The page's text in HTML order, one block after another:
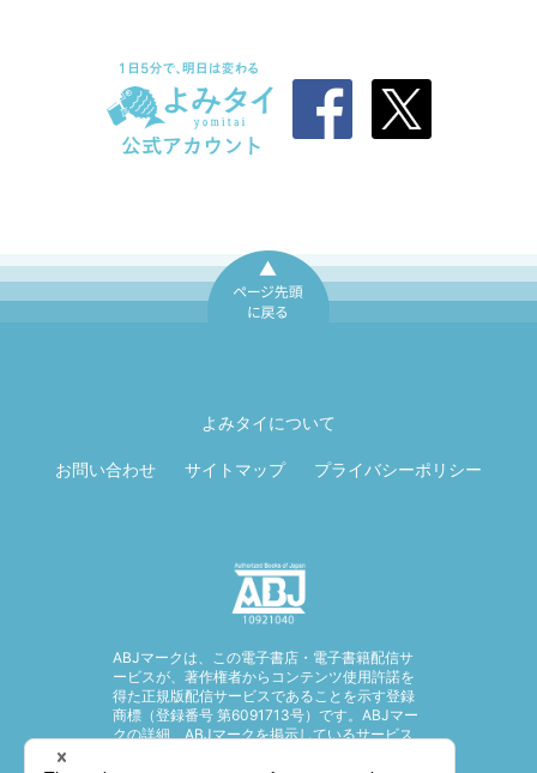
よみタイについて
お問い合わせ サイトマップ プライバシーポリシー
ABJマークは、この電子書店・電子書籍配信サ
ービスが、著作権者からコンテンツ使用許諾を
得た正規版配信サービスであることを示す登録
商標（登録番号 第6091713号）です。ABJマー
クの詳細、ABJマークを掲示しているサービス